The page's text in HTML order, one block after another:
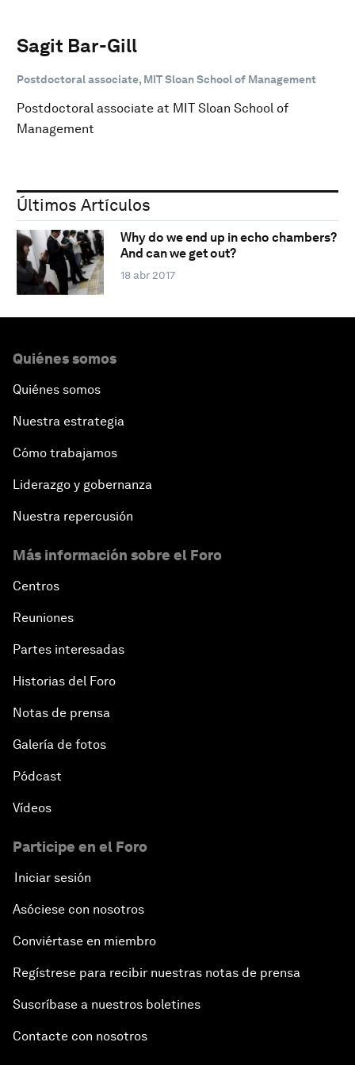
Sagit Bar-Gill
Postdoctoral associate, MIT Sloan School of Management
Postdoctoral associate at MIT Sloan School of
Management
Últimos Artículos
Why do we end up in echo chambers?
And can we get out?
18 abr 2017
Quiénes somos
Quiénes somos
Nuestra estrategia
Cómo trabajamos
Liderazgo y gobernanza
Nuestra repercusión
Más información sobre el Foro
Centros
Reuniones
Partes interesadas
Historias del Foro
Notas de prensa
Galería de fotos
Pódcast
Vídeos
Participe en el Foro
Iniciar sesión
Asóciese con nosotros
Conviértase en miembro
Regístrese para recibir nuestras notas de prensa
Suscríbase a nuestros boletines
Contacte con nosotros